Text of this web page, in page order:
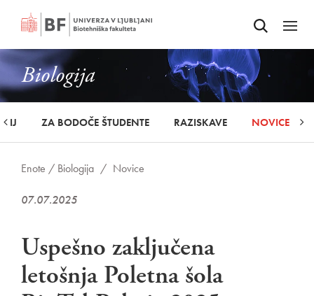
Odpri iskalnik
Odpri
Biologija
ZA BODOČE ŠTUDENTE RAZISKAVE NOVICE
Enote / Biologija / Novice
07.07.2025
Uspešno zaključena
letošnja Poletna šola